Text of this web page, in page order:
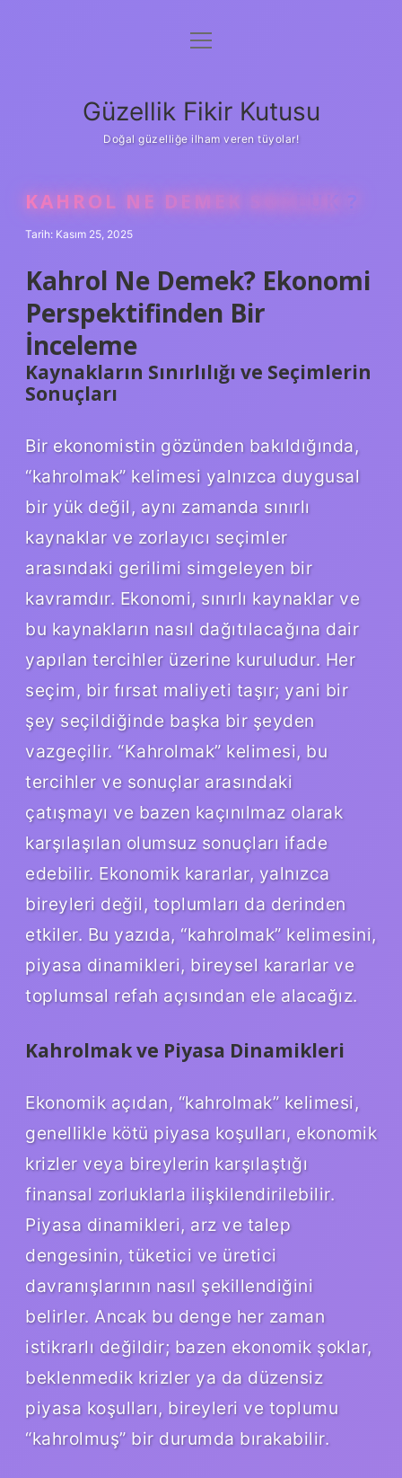
Anasayfa
Yasal Uyarı
menüyü
Güzellik Fikir Kutusu
Doğal güzelliğe ilham veren tüyolar!
KAHROL NE DEMEK SOZLUK ?
Tarih: Kasım 25, 2025
Kahrol Ne Demek? Ekonomi
Perspektifinden Bir
İnceleme
Kaynakların Sınırlılığı ve Seçimlerin
Sonuçları
Bir ekonomistin gözünden bakıldığında,
“kahrolmak” kelimesi yalnızca duygusal
bir yük değil, aynı zamanda sınırlı
kaynaklar ve zorlayıcı seçimler
arasındaki gerilimi simgeleyen bir
kavramdır. Ekonomi, sınırlı kaynaklar ve
bu kaynakların nasıl dağıtılacağına dair
yapılan tercihler üzerine kuruludur. Her
seçim, bir fırsat maliyeti taşır; yani bir
şey seçildiğinde başka bir şeyden
vazgeçilir. “Kahrolmak” kelimesi, bu
tercihler ve sonuçlar arasındaki
çatışmayı ve bazen kaçınılmaz olarak
karşılaşılan olumsuz sonuçları ifade
edebilir. Ekonomik kararlar, yalnızca
bireyleri değil, toplumları da derinden
etkiler. Bu yazıda, “kahrolmak” kelimesini,
piyasa dinamikleri, bireysel kararlar ve
toplumsal refah açısından ele alacağız.
Kahrolmak ve Piyasa Dinamikleri
Ekonomik açıdan, “kahrolmak” kelimesi,
genellikle kötü piyasa koşulları, ekonomik
krizler veya bireylerin karşılaştığı
finansal zorluklarla ilişkilendirilebilir.
Piyasa dinamikleri, arz ve talep
dengesinin, tüketici ve üretici
davranışlarının nasıl şekillendiğini
belirler. Ancak bu denge her zaman
istikrarlı değildir; bazen ekonomik şoklar,
beklenmedik krizler ya da düzensiz
piyasa koşulları, bireyleri ve toplumu
“kahrolmuş” bir durumda bırakabilir.